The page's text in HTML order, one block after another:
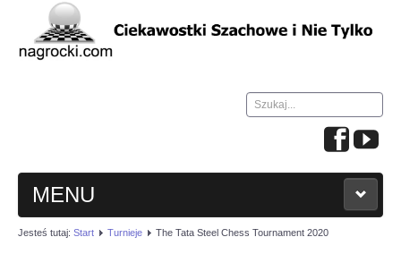
Szukaj...
MENU
HOME
Jesteś tutaj: Start Turnieje The Tata Steel Chess Tournament 2020